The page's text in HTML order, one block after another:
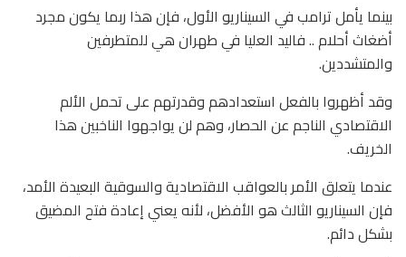
بينما يأمل ترامب في السيناريو الأول، فإن هذا ربما يكون مجرد
أضغاث أحلام .. فاليد العليا في طهران هي للمتطرفين
والمتشددين.
وقد أظهروا بالفعل استعدادهم وقدرتهم على تحمل الألم
الاقتصادي الناجم عن الحصار، وهم لن يواجهوا الناخبين هذا
الخريف.
عندما يتعلق الأمر بالعواقب الاقتصادية والسوقية البعيدة الأمد،
فإن السيناريو الثالث هو الأفضل، لأنه يعني إعادة فتح المضيق
بشكل دائم.